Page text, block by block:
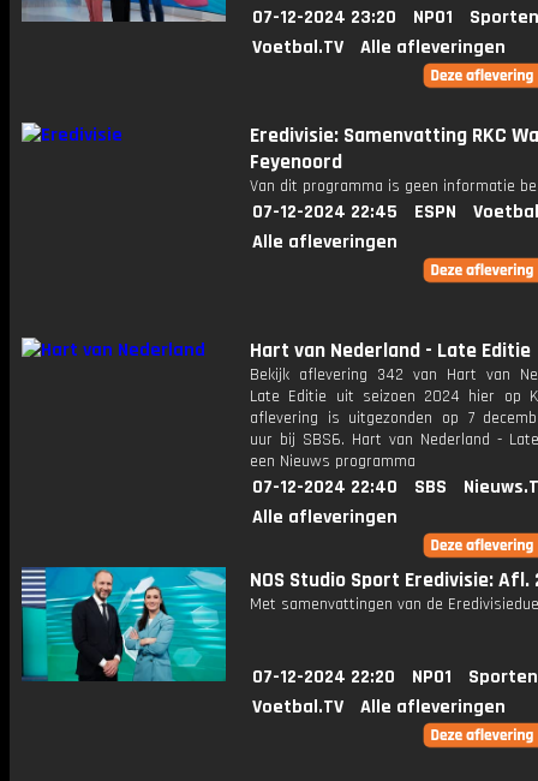
07-12-2024 23:20 NPO1
Voetbal.TV
Alle afleveringen
Eredivisie: Samenvatting RKC
Feyenoord
Van dit programma is geen informatie
07-12-2024 22:45 ESPN
Alle afleveringen
Hart van Nederland - Late Editie
Bekijk aflevering 342 van Hart van
Late Editie uit seizoen 2024 hier op
aflevering is uitgezonden op 7
uur bij SBS6. Hart van Nederland -
een Nieuws programma
07-12-2024 22:40 SBS
Alle afleveringen
NOS Studio Sport Eredivisie: Afl.
Met samenvattingen van de
07-12-2024 22:20 NPO1
Voetbal.TV
Alle afleveringen